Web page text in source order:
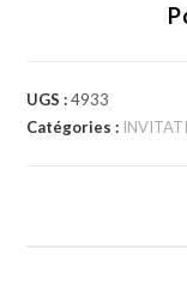
UGS :4933
Catégories :